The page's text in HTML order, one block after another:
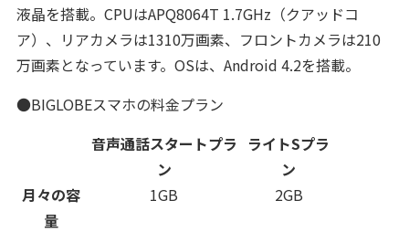
液晶を搭載。CPUはAPQ8064T 1.7GHz（クアッドコ
ア）、リアカメラは1310万画素、フロントカメラは210
万画素となっています。OSは、Android 4.2を搭載。
●BIGLOBEスマホの料金プラン
音声通話スタートプラ
ン
ライトSプラ
ン
月々の容
量
1GB 2GB